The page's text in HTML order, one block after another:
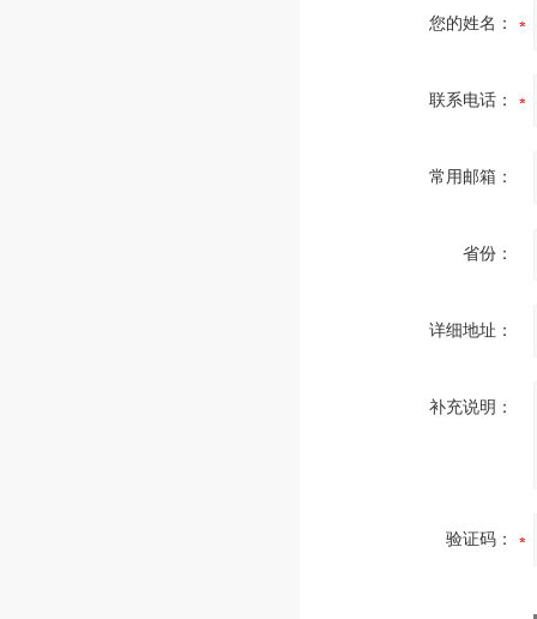
您的姓名：
联系电话：
常用邮箱：
省份：
详细地址：
补充说明：
验证码：